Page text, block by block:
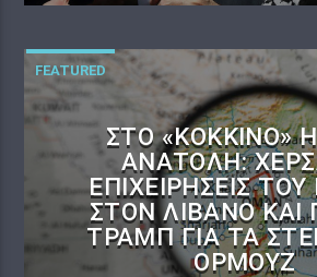
FEATURED
ΣΤΟ «ΚΌΚΚΙΝΟ»
ΑΝΑΤΟΛΉ:
ΕΠΙΧΕΙΡΉΣΕΙΣ ΤΟΥ
ΣΤΟΝ ΛΊΒΑΝΟ ΚΑΙ
ΤΡΑΜΠ ΓΙΑ ΤΑ
ΟΡΜΟΎΖ